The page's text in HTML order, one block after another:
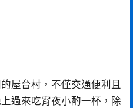
屋台村，不僅交通便利且
過來吃宵夜小酌一杯，除